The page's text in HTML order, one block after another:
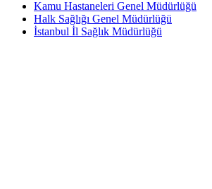
Kamu Hastaneleri Genel Müdürlüğü
Halk Sağlığı Genel Müdürlüğü
İstanbul İl Sağlık Müdürlüğü